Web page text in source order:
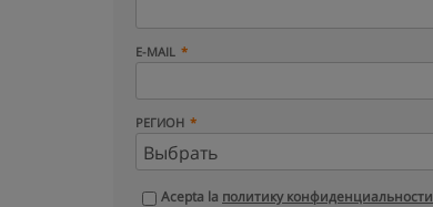
E-MAIL
РЕГИОН
Acepta la политику конфиденциальности